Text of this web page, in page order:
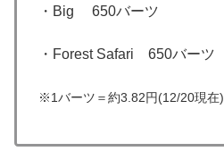
・Big 650バーツ
・Forest Safari 650バーツ
※1バーツ＝約3.82円(12/20現在)